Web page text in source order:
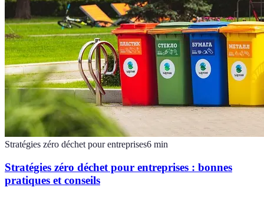
Stratégies zéro déchet pour entreprises6 min
Stratégies zéro déchet pour entreprises : bonnes
pratiques et conseils